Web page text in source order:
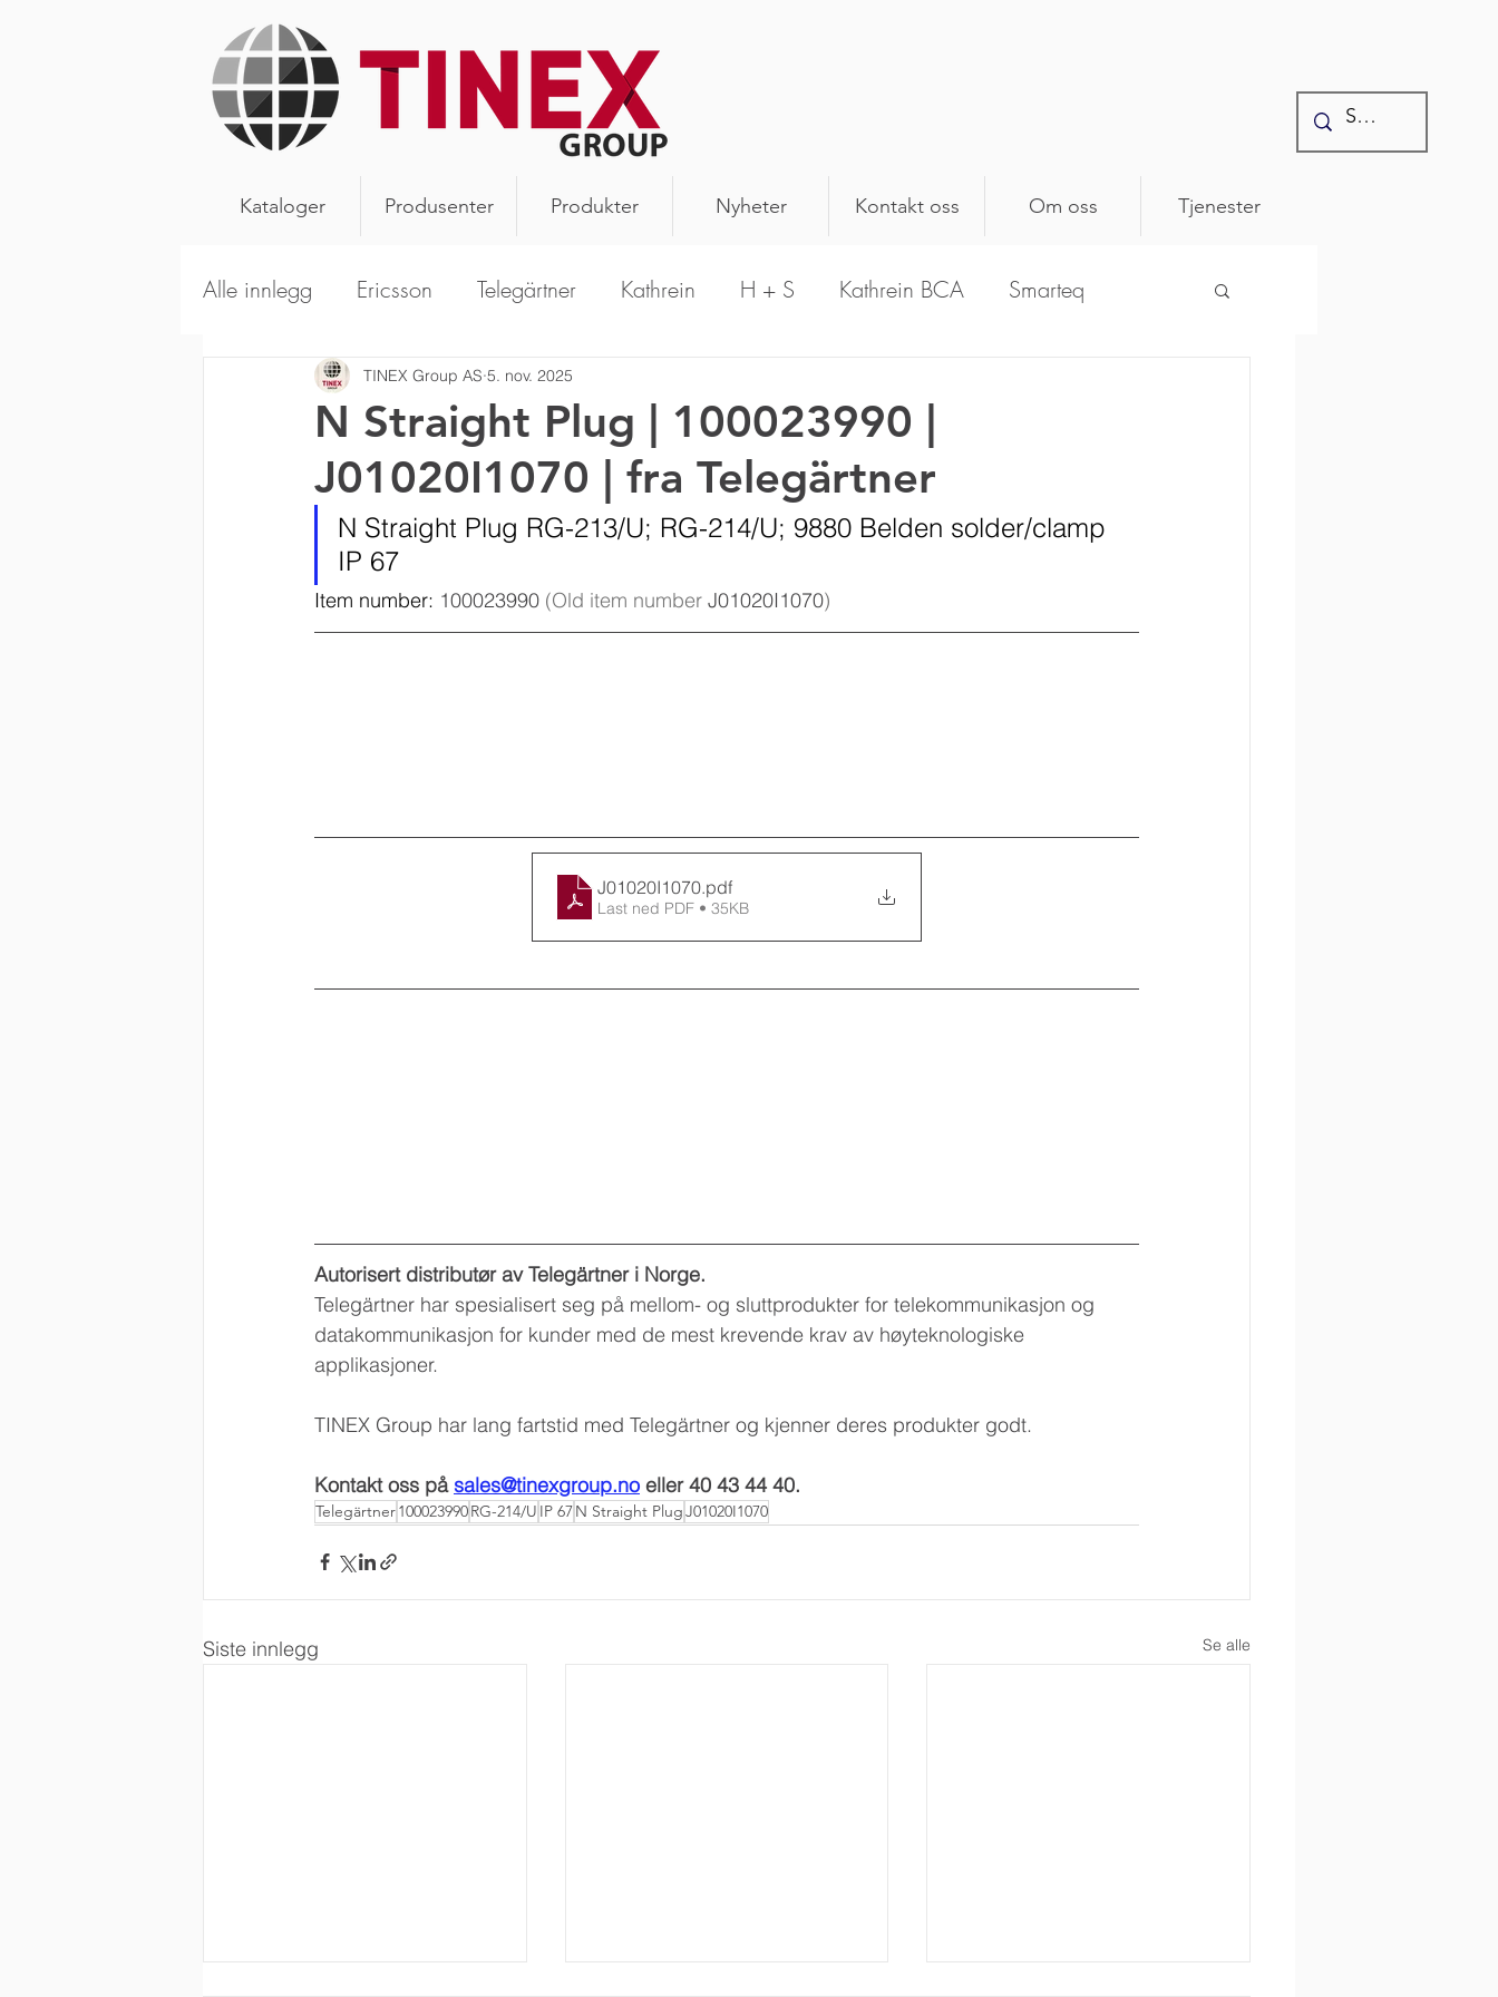
Kataloger Produsenter Produkter Nyheter Kontakt oss Om oss Tjenester
Alle innlegg Ericsson Telegärtner Kathrein H + S Kathrein BCA Smarteq
Alpha Wireless Aerials PrecisionWave
Kathrein Broadcast Scan Antenna Aerial Oy Kathrein Solutions
Kathrein DS
N Straight Plug | 100023990 |
J01020I1070 | fra Telegärtner
TINEX Group AS 5. nov. 2025
N Straight Plug RG-213/U; RG-214/U; 9880 Belden solder/clamp
IP 67
Item number: 100023990 (Old item number J01020I1070)
J01020I1070.pdf
Last ned PDF • 35KB
Autorisert distributør av Telegärtner i Norge.
Telegärtner har spesialisert seg på mellom- og sluttprodukter for telekommunikasjon og
datakommunikasjon for kunder med de mest krevende krav av høyteknologiske
applikasjoner.
TINEX Group har lang fartstid med Telegärtner og kjenner deres produkter godt.
Kontakt oss på sales@tinexgroup.no eller 40 43 44 40.
Telegärtner100023990RG-214/U IP 67N Straight PlugJ01020I1070
Siste innlegg Se alle